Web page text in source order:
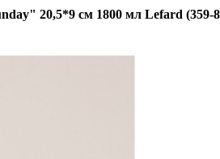
20,5*9 см 1800 мл Lefard (359-